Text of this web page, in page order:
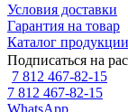
Условия доставки
Гарантия на товар
Каталог
Подписаться на
7 812 467-82-15
7 812 467-82-15
WhatsApp